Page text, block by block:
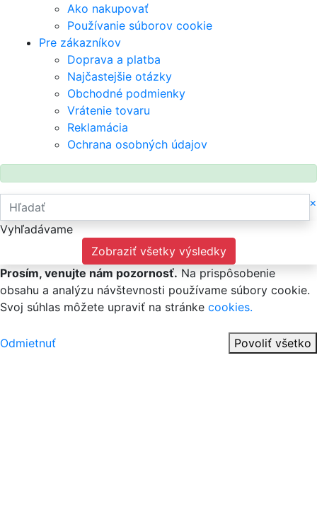
Ako nakupovať
Používanie súborov cookie
Pre zákazníkov
Doprava a platba
Najčastejšie otázky
Obchodné podmienky
Vrátenie tovaru
Reklamácia
Ochrana osobných údajov
×
Vyhľadávame
Zobraziť všetky výsledky
Prosím, venujte nám pozornosť. Na prispôsobenie
obsahu a analýzu návštevnosti používame súbory cookie.
Svoj súhlas môžete upraviť na stránke cookies.
Odmietnuť Povoliť všetko